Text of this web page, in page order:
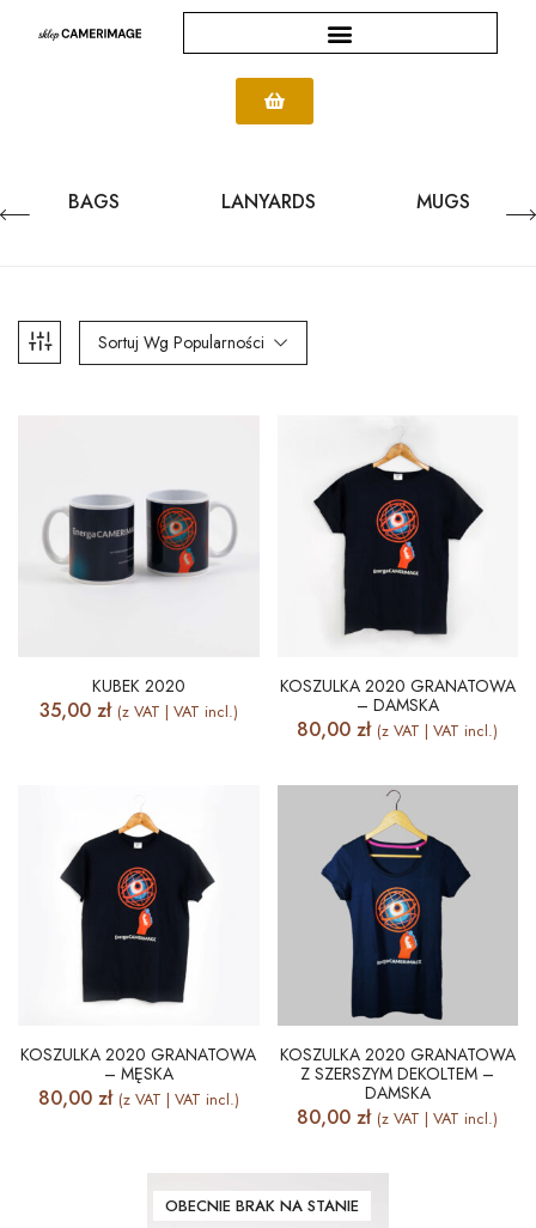
BAGS LANYARDS MUGS
Sortuj Wg Popularności
KUBEK 2020
35,00 zł (z VAT | VAT incl.)
KOSZULKA 2020 GRANATOWA
– DAMSKA
80,00zł (z VAT | VAT incl.)
KOSZULKA 2020 GRANATOWA
– MĘSKA
80,00 zł (z VAT | VAT incl.)
KOSZULKA 2020 GRANATOWA
Z SZERSZYM DEKOLTEM –
DAMSKA
80,00zł (z VAT | VAT incl.)
OBECNIE BRAK NA STANIE